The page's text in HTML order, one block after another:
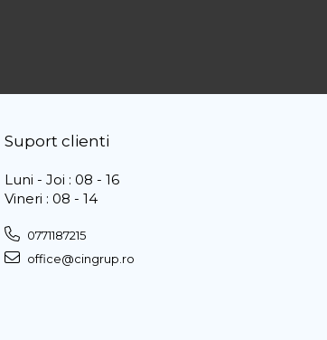
Suport clienti
Luni - Joi : 08 - 16
Vineri : 08 - 14
0771187215
office@cingrup.ro